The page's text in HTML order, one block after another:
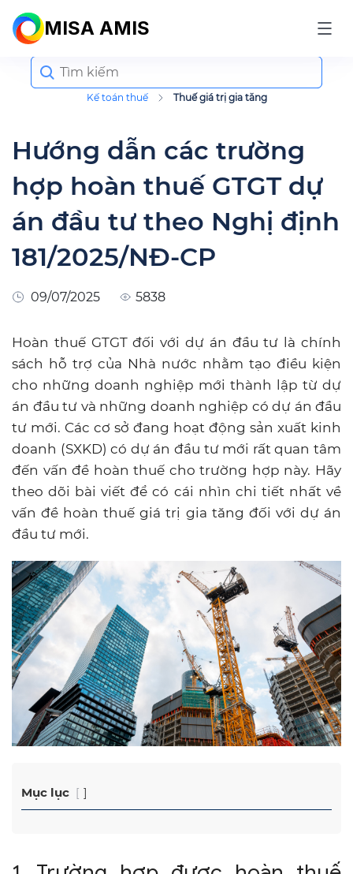
MISA AMIS
Kế toán thuế Thuế giá trị gia tăng
Search
for:
Hướng dẫn các trường
hợp hoàn thuế GTGT dự
án đầu tư theo Nghị định
181/2025/NĐ-CP
09/07/2025 5838
Hoàn thuế GTGT đối với dự án đầu tư là chính
sách hỗ trợ của Nhà nước nhằm tạo điều kiện
cho những doanh nghiệp mới thành lập từ dự
án đầu tư và những doanh nghiệp có dự án đầu
tư mới. Các cơ sở đang hoạt động sản xuất kinh
doanh (SXKD) có dự án đầu tư mới rất quan tâm
đến vấn đề hoàn thuế cho trường hợp này. Hãy
theo dõi bài viết để có cái nhìn chi tiết nhất về
vấn đề hoàn thuế giá trị gia tăng đối với dự án
đầu tư mới.
Mục lục